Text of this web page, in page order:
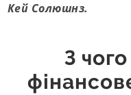
Кей Солюшнз.
З